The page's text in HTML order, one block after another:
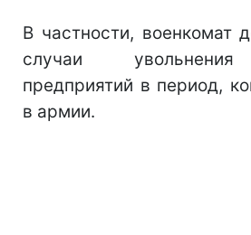
В частности, военкомат
случаи увольнения
предприятий в период,
в армии.